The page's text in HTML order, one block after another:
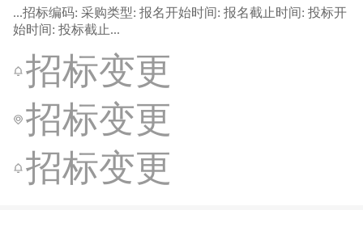
...招标编码: 采购类型: 报名开始时间: 报名截止时间: 投标开
始时间: 投标截止...
招标变更
招标变更
招标变更